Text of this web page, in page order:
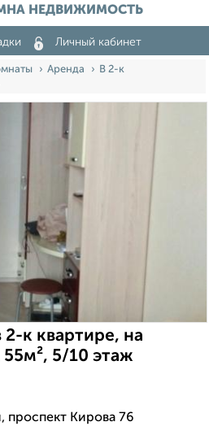
НЕДВИЖИМОСТЬ
Личный кабинет
Аренда
В 2-к
к квартире, на
5/10 этаж
проспект Кирова 76